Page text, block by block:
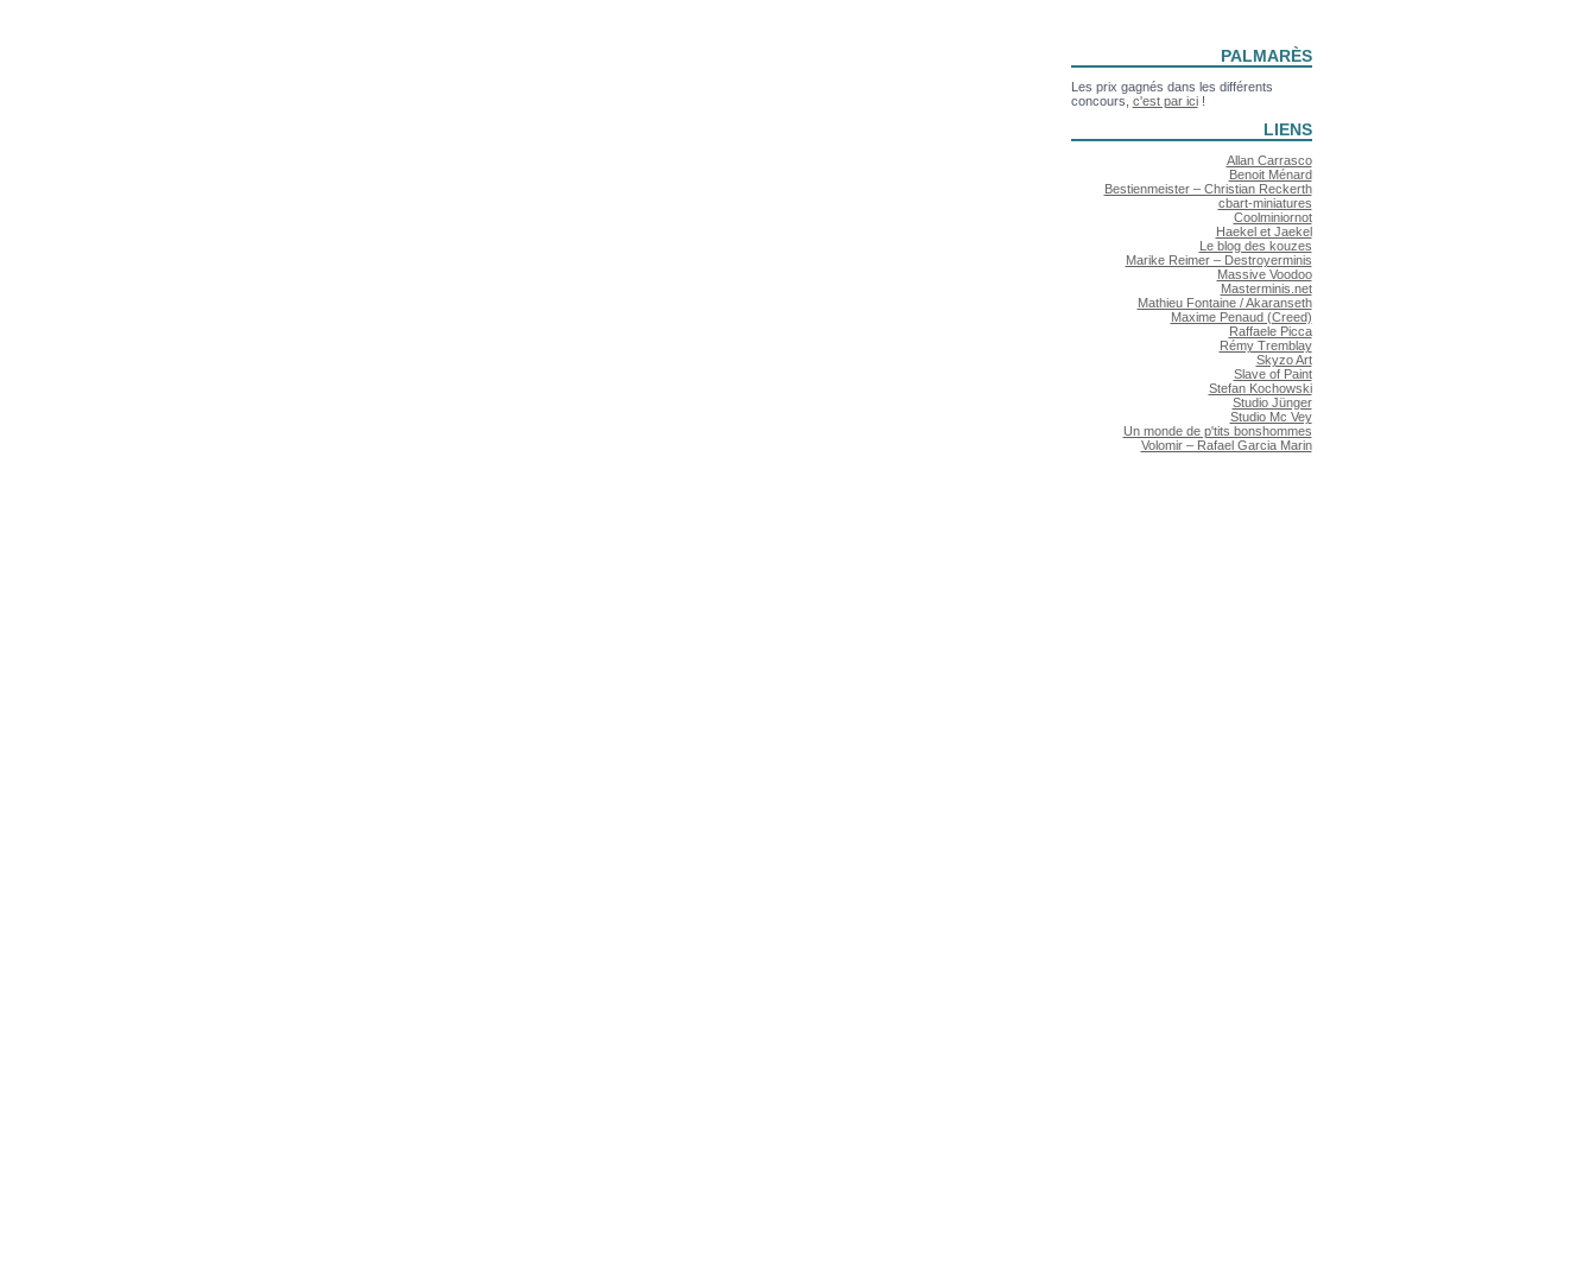
PALMARÈS
Les prix gagnés dans les différents
concours, c'est par ici!
LIENS
Allan Carrasco
Benoit Ménard
Bestienmeister – Christian Reckerth
cbart-miniatures
Coolminiornot
Haekel et Jaekel
Le blog des kouzes
Marike Reimer – Destroyerminis
Massive Voodoo
Masterminis.net
Mathieu Fontaine / Akaranseth
Maxime Penaud (Creed)
Raffaele Picca
Rémy Tremblay
Skyzo Art
Slave of Paint
Stefan Kochowski
Studio Jünger
Studio Mc Vey
Un monde de p'tits bonshommes
Volomir – Rafael Garcia Marin